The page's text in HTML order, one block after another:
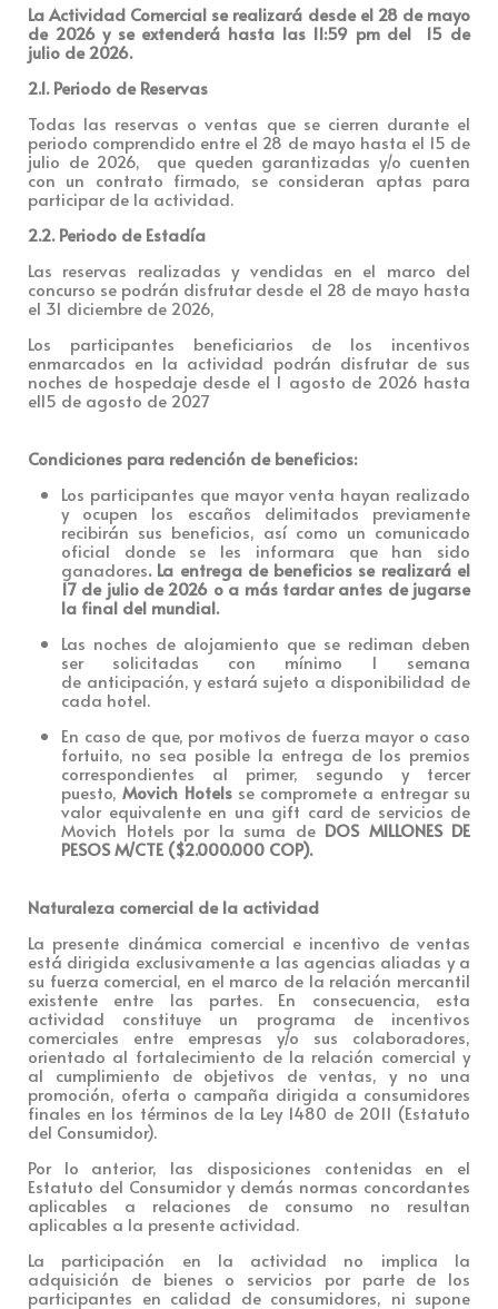
La Actividad Comercial se realizará desde el 28 de mayo
de 2026 y se extenderá hasta las 11:59 pm del 15 de
julio de 2026.
2.1. Periodo de Reservas
Todas las reservas o ventas que se cierren durante el
periodo comprendido entre el 28 de mayo hasta el 15 de
julio de 2026, que queden garantizadas y/o cuenten
con un contrato firmado, se consideran aptas para
participar de la actividad.
2.2. Periodo de Estadía
Las reservas realizadas y vendidas en el marco del
concurso se podrán disfrutar desde el 28 de mayo hasta
el 31 diciembre de 2026,
Los participantes beneficiarios de los incentivos
enmarcados en la actividad podrán disfrutar de sus
noches de hospedaje desde el 1 agosto de 2026 hasta
el15 de agosto de 2027
Condiciones para redención de beneficios:
Los participantes que mayor venta hayan realizado
y ocupen los escaños delimitados previamente
recibirán sus beneficios, así como un comunicado
oficial donde se les informara que han sido
ganadores. La entrega de beneficios se realizará el
17 de julio de 2026 o a más tardar antes de jugarse
la final del mundial.
Las noches de alojamiento que se rediman deben
ser solicitadas con mínimo 1 semana
de anticipación, y estará sujeto a disponibilidad de
cada hotel.
En caso de que, por motivos de fuerza mayor o caso
fortuito, no sea posible la entrega de los premios
correspondientes al primer, segundo y tercer
puesto,Movich Hotelsse compromete a entregar su
valor equivalente en una gift card de servicios de
Movich Hotels por la suma de DOS MILLONES DE
PESOS M/CTE ($2.000.000 COP).
Naturaleza comercial de la actividad
La presente dinámica comercial e incentivo de ventas
está dirigida exclusivamente a las agencias aliadas y a
su fuerza comercial, en el marco de la relación mercantil
existente entre las partes. En consecuencia, esta
actividad constituye un programa de incentivos
comerciales entre empresas y/o sus colaboradores,
orientado al fortalecimiento de la relación comercial y
al cumplimiento de objetivos de ventas, y no una
promoción, oferta o campaña dirigida a consumidores
finales en los términos de la Ley 1480 de 2011 (Estatuto
del Consumidor).
Por lo anterior, las disposiciones contenidas en el
Estatuto del Consumidor y demás normas concordantes
aplicables a relaciones de consumo no resultan
aplicables a la presente actividad.
La participación en la actividad no implica la
adquisición de bienes o servicios por parte de los
participantes en calidad de consumidores, ni supone